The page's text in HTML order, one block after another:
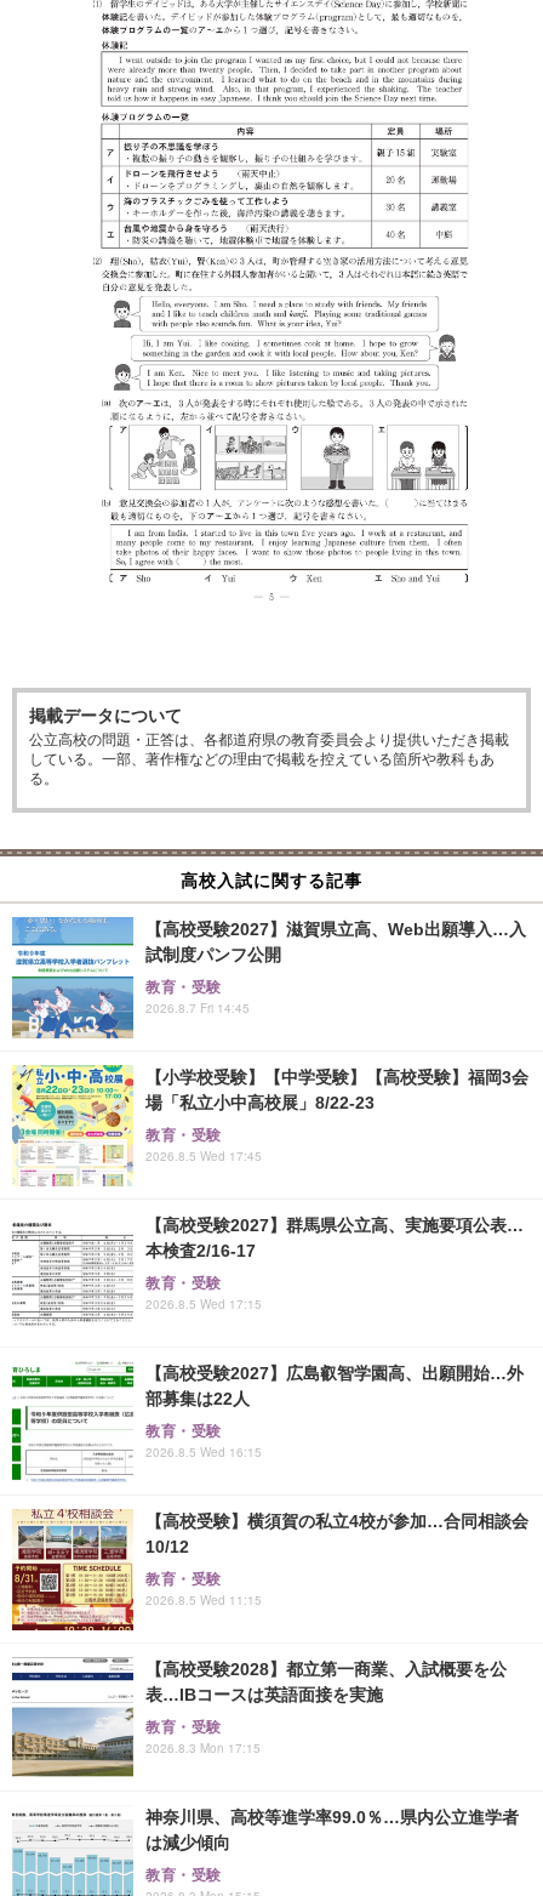
掲載データについて
公立高校の問題・正答は、各都道府県の教育委員会より提供いただき掲載
している。一部、著作権などの理由で掲載を控えている箇所や教科もあ
る。
高校入試に関する記事
【高校受験2027】滋賀県立高、Web出願導入…入
試制度パンフ公開
教育・受験
2026.8.7 Fri 14:45
【小学校受験】【中学受験】【高校受験】福岡3会
場「私立小中高校展」8/22-23
教育・受験
2026.8.5 Wed 17:45
【高校受験2027】群馬県公立高、実施要項公表…
本検査2/16-17
教育・受験
2026.8.5 Wed 17:15
【高校受験2027】広島叡智学園高、出願開始…外
部募集は22人
教育・受験
2026.8.5 Wed 16:15
【高校受験】横須賀の私立4校が参加…合同相談会
10/12
教育・受験
2026.8.5 Wed 11:15
【高校受験2028】都立第一商業、入試概要を公
表…IBコースは英語面接を実施
教育・受験
2026.8.3 Mon 17:15
神奈川県、高校等進学率99.0％…県内公立進学者
は減少傾向
教育・受験